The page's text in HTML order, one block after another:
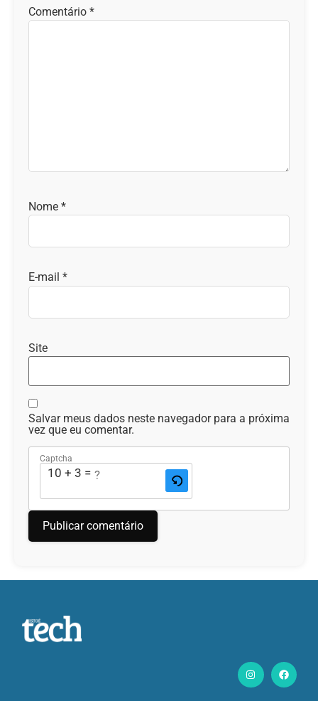
Comentário *
Nome *
E-mail *
Site
Salvar meus dados neste navegador para a próxima
vez que eu comentar.
Captcha
10 + 3 = ?